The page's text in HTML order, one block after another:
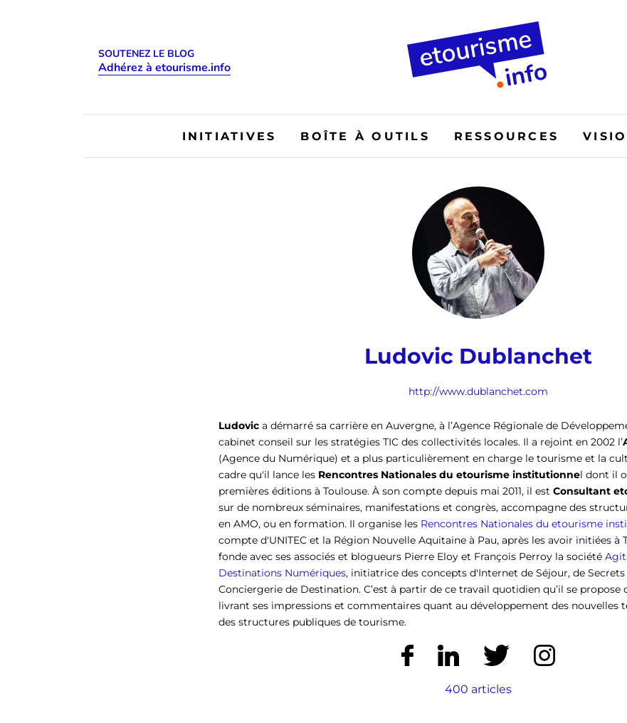
SOUTENEZ LE BLOG
Adhérez à etourisme.info
INITIATIVES BOÎTE À OUTILS RESSOURCES
Ludovic Dublanchet
http://www.dublanchet.com
Ludovic a démarré sa carrière en Auvergne, à l’Agence Régionale de
cabinet conseil sur les stratégies TIC des collectivités locales. Il a rejoint en 2002 l’
(Agence du Numérique) et a plus particulièrement en charge le tourisme et la
cadre qu'il lance les Rencontres Nationales du etourisme institutionnel dont il
premières éditions à Toulouse. À son compte depuis mai 2011, il est Consultant
sur de nombreux séminaires, manifestations et congrès, accompagne des
en AMO, ou en formation. Il organise les Rencontres Nationales du etourisme
compte d'UNITEC et la Région Nouvelle Aquitaine à Pau, après les avoir initiées à
fonde avec ses associés et blogueurs Pierre Eloy et François Perroy la société
Destinations Numériques, initiatrice des concepts d'Internet de Séjour, de
Conciergerie de Destination. C’est à partir de ce travail quotidien qu’il se propose
livrant ses impressions et commentaires quant au développement des nouvelles
des structures publiques de tourisme.
400 articles